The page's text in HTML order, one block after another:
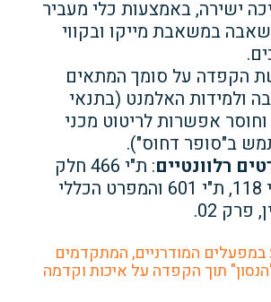
ישירה, באמצעות כלי מעביר
במשאבת מייקו ובקווי
הקפדה על סומך המתאים
ולמידות האלמנט (בתנאי
אפשרות לריטוט מכני
ב"סופר דחוס").
רלוונטיים
: ת"י 466 חלק
1, ת"י 26, ת"י 118, ת"י 601 והמפרט הכללי
פרק 02.
במפעלים המודרניים, המתקדמים
תוך הקפדה על איכות וקדמה